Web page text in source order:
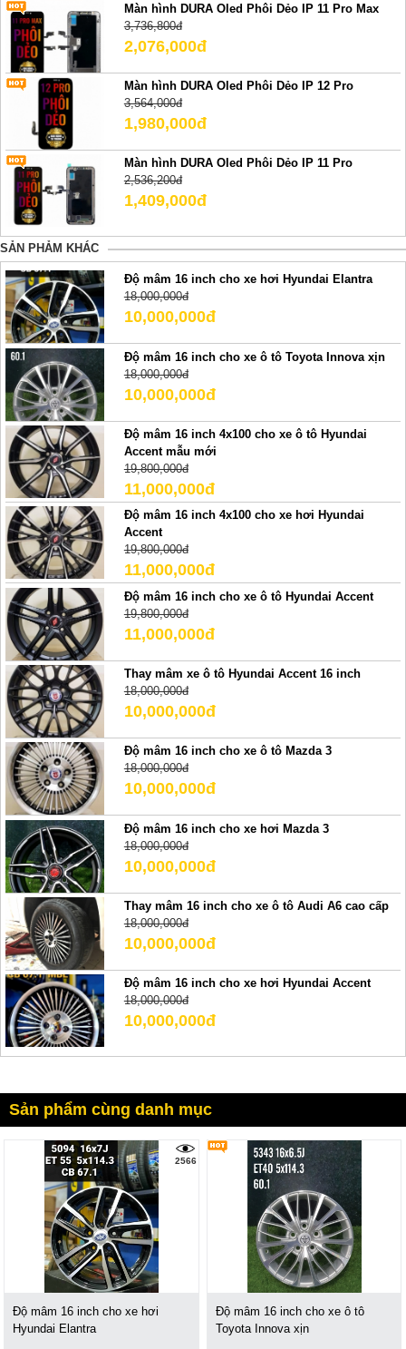
Màn hình DURA Oled Phôi Dẻo IP 11 Pro Max
3,736,800đ
2,076,000đ
Màn hình DURA Oled Phôi Dẻo IP 12 Pro
3,564,000đ
1,980,000đ
Màn hình DURA Oled Phôi Dẻo IP 11 Pro
2,536,200đ
1,409,000đ
SẢN PHẢM KHÁC
Độ mâm 16 inch cho xe hơi Hyundai Elantra
18,000,000đ
10,000,000đ
Độ mâm 16 inch cho xe ô tô Toyota Innova xịn
18,000,000đ
10,000,000đ
Độ mâm 16 inch 4x100 cho xe ô tô Hyundai
Accent mẫu mới
19,800,000đ
11,000,000đ
Độ mâm 16 inch 4x100 cho xe hơi Hyundai
Accent
19,800,000đ
11,000,000đ
Độ mâm 16 inch cho xe ô tô Hyundai Accent
19,800,000đ
11,000,000đ
Thay mâm xe ô tô Hyundai Accent 16 inch
18,000,000đ
10,000,000đ
Độ mâm 16 inch cho xe ô tô Mazda 3
18,000,000đ
10,000,000đ
Độ mâm 16 inch cho xe hơi Mazda 3
18,000,000đ
10,000,000đ
Thay mâm 16 inch cho xe ô tô Audi A6 cao cấp
18,000,000đ
10,000,000đ
Độ mâm 16 inch cho xe hơi Hyundai Accent
18,000,000đ
10,000,000đ
Sản phẩm cùng danh mục
2566
Độ mâm 16 inch cho xe hơi
Hyundai Elantra
Độ mâm 16 inch cho xe ô tô
Toyota Innova xịn